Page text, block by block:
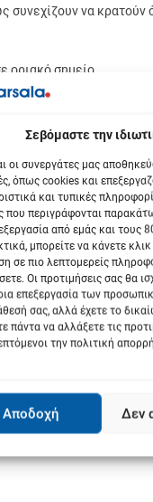
την
οι συνεργάτες μας
όπως cookies και
και τυπικές
που περιγράφονται
από εμάς και τους
μπορείτε να κάνετε
σε πιο λεπτομερείς
Οι προτιμήσεις σας θα
επεξεργασία των
σας, αλλά έχετε το
πάντα να αλλάξετε τις
την πολιτική
Αποδοχή Δεν
να κρατούν
οριακό σημείο.
αποκατασταθεί, το
η αβεβαιότητα
όχι επιλογή
αγώνα.
άλλο χρόνο. Οι